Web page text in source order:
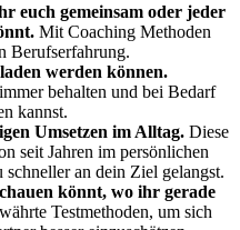
euch gemeinsam oder jeder
Mit Coaching Methoden
Berufserfahrung.
werden können.
behalten und bei Bedarf
kannst.
Umsetzen im Alltag. Diese
seit Jahren im persönlichen
an dein Ziel gelangst.
könnt, wo ihr gerade
Testmethoden, um sich